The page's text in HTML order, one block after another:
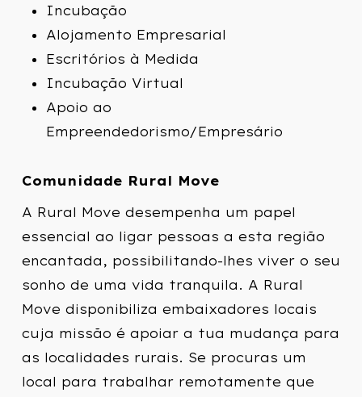
Incubação
Alojamento Empresarial
Escritórios à Medida
Incubação Virtual
Apoio ao
Empreendedorismo/Empresário
Comunidade Rural Move
A Rural Move desempenha um papel
essencial ao ligar pessoas a esta região
encantada, possibilitando-lhes viver o seu
sonho de uma vida tranquila. A Rural
Move disponibiliza embaixadores locais
cuja missão é apoiar a tua mudança para
as localidades rurais. Se procuras um
local para trabalhar remotamente que